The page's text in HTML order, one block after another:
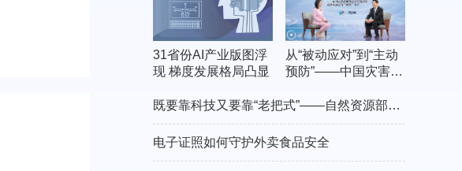
31省份AI产业版图浮
现 梯度发展格局凸显
从“被动应对”到“主动
预防”——中国灾害防
防灾减灾的“硬核”守
护
既要靠科技又要靠“老把式”——自然资源部有关负责人介绍“十五五”地灾防治工作
电子证照如何守护外卖食品安全